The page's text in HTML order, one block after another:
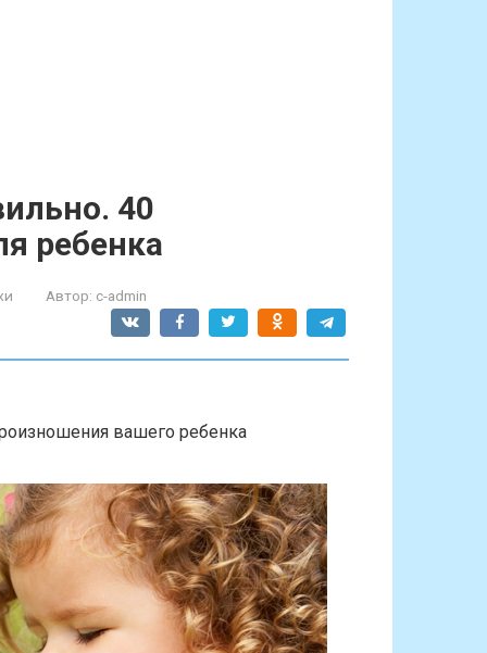
40
ребенка
Автор: c-admin
вашего ребенка